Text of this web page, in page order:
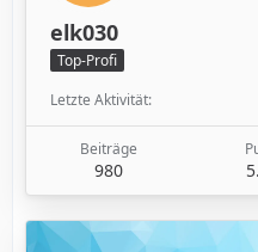
elk030
Top-Profi
Letzte Aktivität
Beiträge
980